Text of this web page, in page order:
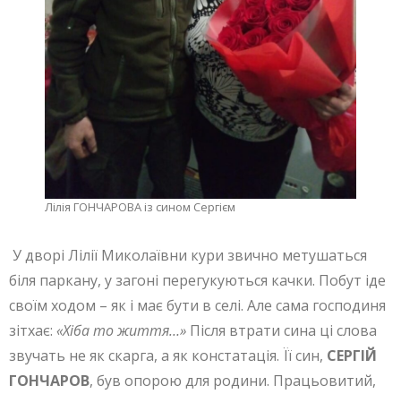
Лілія ГОНЧАРОВА із сином Сергієм
У дворі Лілії Миколаївни кури звично метушаться
біля паркану, у загоні перегукуються качки. Побут іде
своїм ходом – як і має бути в селі. Але сама господиня
зітхає: «Хіба то життя…» Після втрати сина ці слова
звучать не як скарга, а як констатація. Її син, СЕРГІЙ
ГОНЧАРОВ, був опорою для родини. Працьовитий,